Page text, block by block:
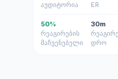
აუდიტორია
ER
50%
რეაგირების
მაჩვენებელი
30m
დრო